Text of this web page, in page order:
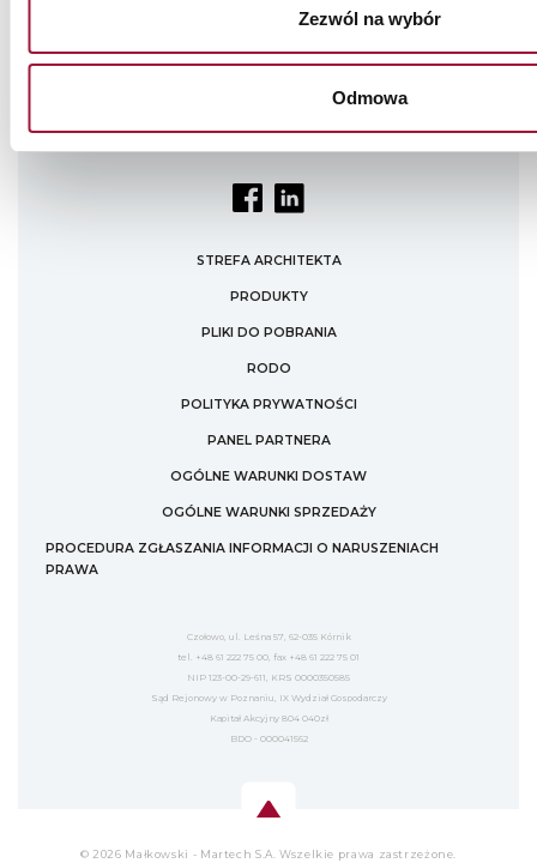
Zezwól na wybór
Odmowa
STREFA ARCHITEKTA
PRODUKTY
PLIKI DO POBRANIA
RODO
POLITYKA PRYWATNOŚCI
PANEL PARTNERA
OGÓLNE WARUNKI DOSTAW
OGÓLNE WARUNKI SPRZEDAŻY
PROCEDURA ZGŁASZANIA INFORMACJI O NARUSZENIACH
PRAWA
Czołowo, ul. Leśna 57, 62-035 Kórnik
tel. +48 61 222 75 00, fax +48 61 222 75 01
NIP 123-00-29-611, KRS 0000350585
Sąd Rejonowy w Poznaniu, IX Wydział Gospodarczy
Kapitał Akcyjny 804 040zł
BDO - 000041562
© 2026 Małkowski - Martech S.A. Wszelkie prawa zastrzeżone.